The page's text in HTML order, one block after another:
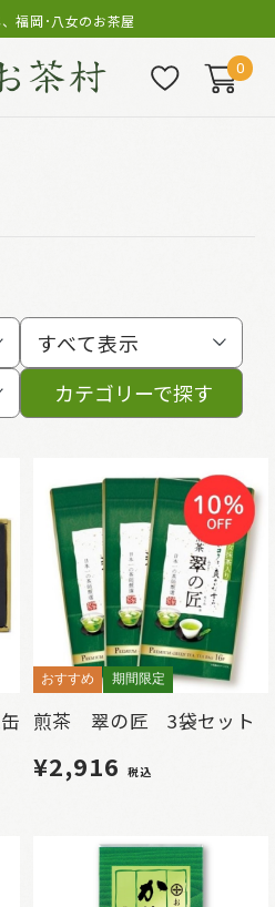
福岡･八女のお茶屋
0
すべて表示
カテゴリーで探す
おすすめ 期間限定
煎茶 翠の匠 3袋セット
¥2,916 税込